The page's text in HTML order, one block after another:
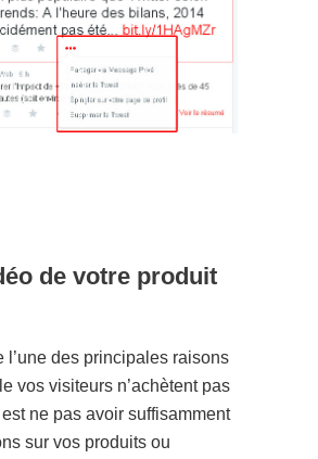
de votre produit
l’une des principales raisons
vos visiteurs n’achètent pas
ne pas avoir suffisamment
sur vos produits ou